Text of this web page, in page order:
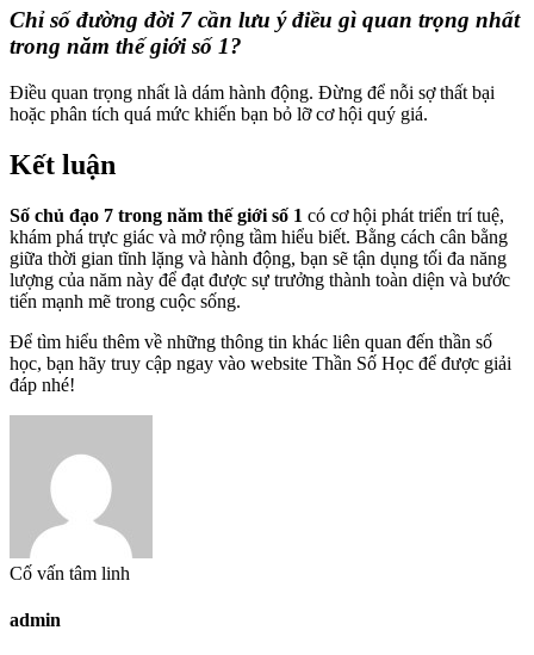
Chỉ số đường đời 7 cần lưu ý điều gì quan trọng nhất
trong năm thế giới số 1?
Điều quan trọng nhất là dám hành động. Đừng để nỗi sợ thất bại
hoặc phân tích quá mức khiến bạn bỏ lỡ cơ hội quý giá.
Kết luận
Số chủ đạo 7 trong năm thế giới số 1 có cơ hội phát triển trí tuệ,
khám phá trực giác và mở rộng tầm hiểu biết. Bằng cách cân bằng
giữa thời gian tĩnh lặng và hành động, bạn sẽ tận dụng tối đa năng
lượng của năm này để đạt được sự trưởng thành toàn diện và bước
tiến mạnh mẽ trong cuộc sống.
Để tìm hiểu thêm về những thông tin khác liên quan đến thần số
học, bạn hãy truy cập ngay vào website Thần Số Học để được giải
đáp nhé!
Cố vấn tâm linh
admin